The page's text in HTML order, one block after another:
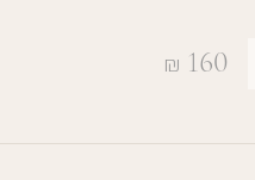
₪ 160